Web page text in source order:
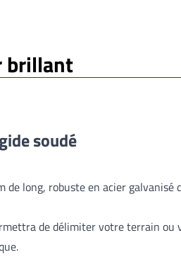
brillant
soudé
de long, robuste en acier
de délimiter votre terrain ou